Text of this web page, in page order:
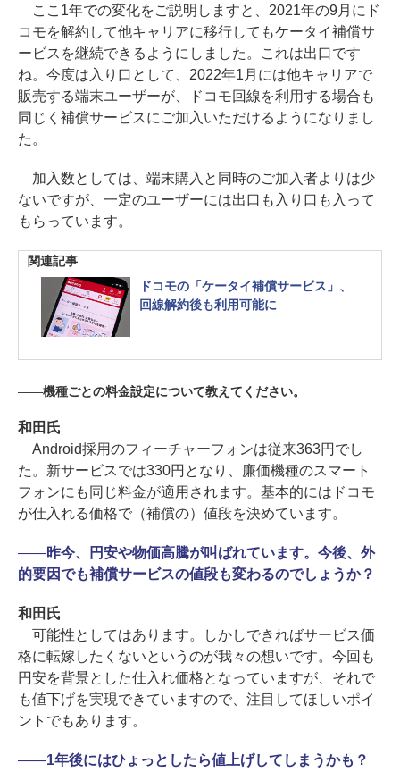
ここ1年での変化をご説明しますと、2021年の9月にド
コモを解約して他キャリアに移行してもケータイ補償サ
ービスを継続できるようにしました。これは出口です
ね。今度は入り口として、2022年1月には他キャリアで
販売する端末ユーザーが、ドコモ回線を利用する場合も
同じく補償サービスにご加入いただけるようになりまし
た。
加入数としては、端末購入と同時のご加入者よりは少
ないですが、一定のユーザーには出口も入り口も入って
もらっています。
関連記事
ドコモの「ケータイ補償サービス」、
回線解約後も利用可能に
――機種ごとの料金設定について教えてください。
和田氏
Android採用のフィーチャーフォンは従来363円でし
た。新サービスでは330円となり、廉価機種のスマート
フォンにも同じ料金が適用されます。基本的にはドコモ
が仕入れる価格で（補償の）値段を決めています。
――昨今、円安や物価高騰が叫ばれています。今後、外
的要因でも補償サービスの値段も変わるのでしょうか？
和田氏
可能性としてはあります。しかしできればサービス価
格に転嫁したくないというのが我々の想いです。今回も
円安を背景とした仕入れ価格となっていますが、それで
も値下げを実現できていますので、注目してほしいポイ
ントでもあります。
――1年後にはひょっとしたら値上げしてしまうかも？